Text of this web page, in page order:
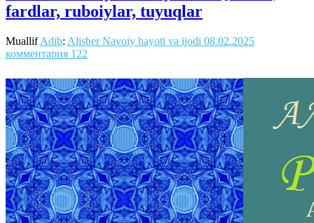
fardlar, ruboiylar, tuyuqlar
MuallifAdib: Alisher Navoiy hayoti va ijodi 08.02.2025
комментария 122